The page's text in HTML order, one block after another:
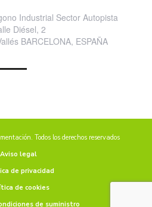
Industrial Sector Autopista
Diésel, 2
BARCELONA, ESPAÑA
Todos los derechos reservados
Aviso legal
de privacidad
de cookies
de suministro